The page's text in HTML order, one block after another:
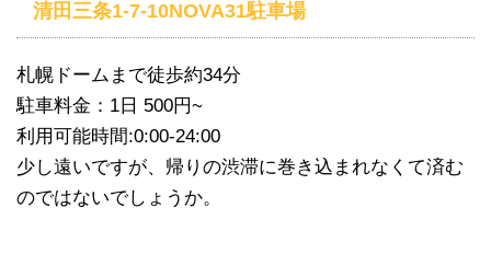
清田三条1-7-10NOVA31駐車場
札幌ドームまで徒歩約34分
駐車料金：1日 500円~
利用可能時間:0:00-24:00
少し遠いですが、帰りの渋滞に巻き込まれなくて済む
のではないでしょうか。